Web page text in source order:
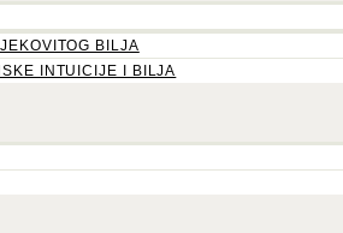
BILJA
INTUICIJE I BILJA